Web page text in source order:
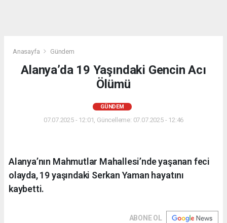
Anasayfa Gündem
Alanya’da 19 Yaşındaki Gencin Acı
Ölümü
GÜNDEM
07.07.2025 - 12:01, Güncelleme: 07.07.2025 - 12:46
Alanya’nın Mahmutlar Mahallesi’nde yaşanan feci
olayda, 19 yaşındaki Serkan Yaman hayatını
kaybetti.
ABONE OL